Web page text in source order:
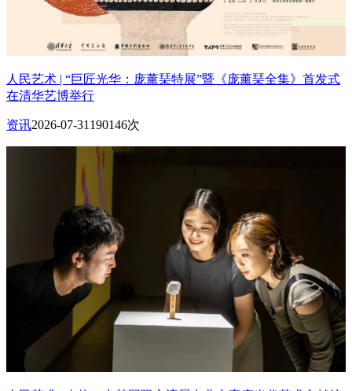
人民艺术 | “巨匠光华：庞薰琹特展”暨《庞薰琹全集》首发式
在清华艺博举行
资讯2026-07-31 190146次